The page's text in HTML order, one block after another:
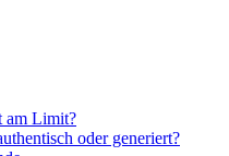
am Limit?
oder generiert?